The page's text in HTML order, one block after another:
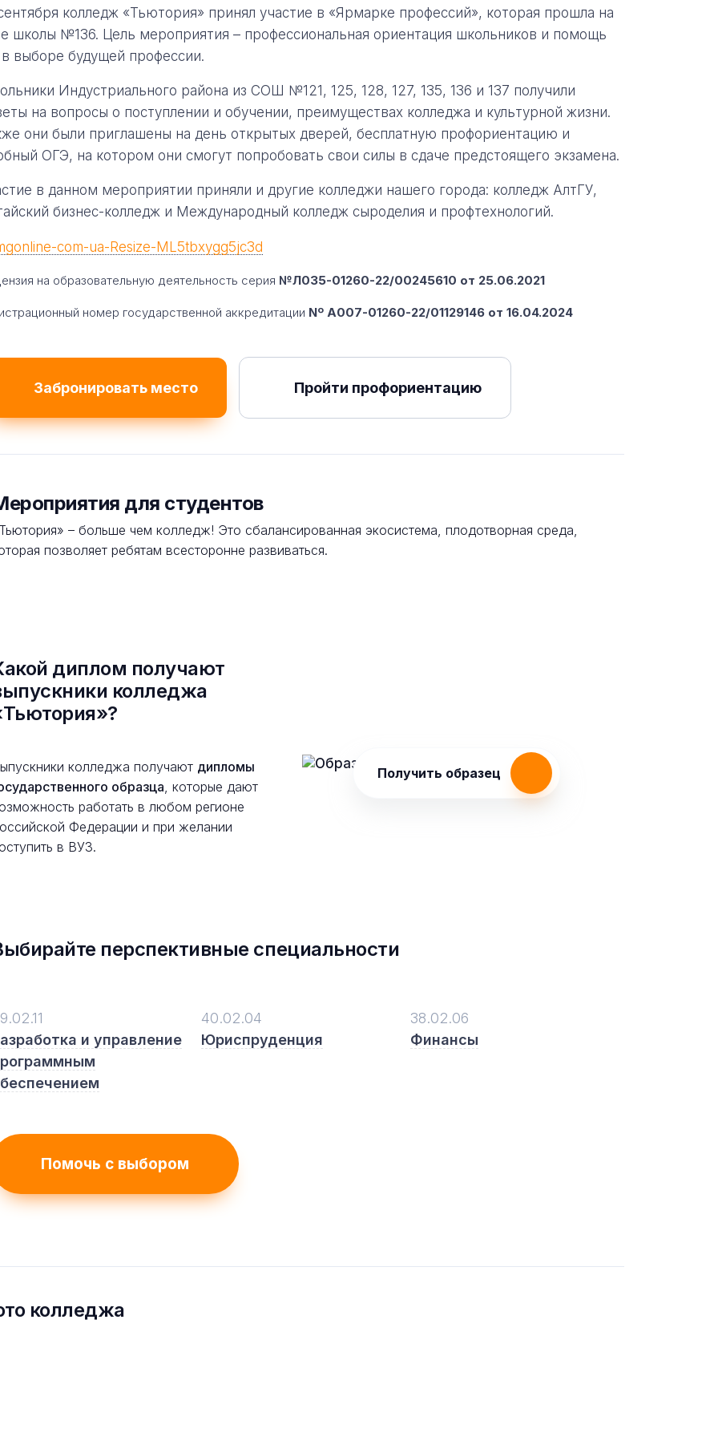
колледж «Тьютория» принял участие в «Ярмарке профессий», которая прошла на
школы №136. Цель мероприятия – профессиональная ориентация школьников и помощь
выборе будущей профессии.
Индустриального района из СОШ №121, 125, 128, 127, 135, 136 и 137 получили
на вопросы о поступлении и обучении, преимуществах колледжа и культурной жизни.
они были приглашены на день открытых дверей, бесплатную профориентацию и
ОГЭ, на котором они смогут попробовать свои силы в сдаче предстоящего экзамена.
в данном мероприятии приняли и другие колледжи нашего города: колледж АлтГУ,
бизнес-колледж и Международный колледж сыроделия и профтехнологий.
на образовательную деятельность серия №Л035-01260-22/00245610 от 25.06.2021
номер государственной аккредитации Nº A007-01260-22/01129146 от 16.04.2024
Забронировать место Пройти профориентацию
для студентов
– больше чем колледж! Это сбалансированная экосистема, плодотворная среда,
позволяет ребятам всесторонне развиваться.
диплом получают
колледжа
колледжа получают дипломы
образца , которые дают
работать в любом регионе
Федерации и при желании
в ВУЗ.
Получить образец
перспективные специальности
и управление
40.02.04
Юриспруденция
38.02.06
Финансы
Помочь с выбором
колледжа